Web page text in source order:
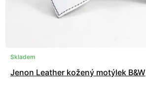
Skladem
Jenon Leather kožený motýlek B&W